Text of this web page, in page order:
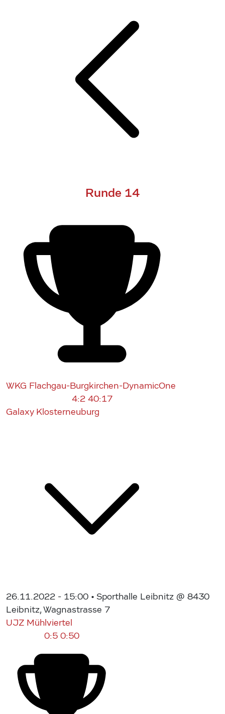
Runde 14
WKG Flachgau-Burgkirchen-DynamicOne
4:2 40:17
Galaxy Klosterneuburg
26.11.2022 - 15:00 • Sporthalle Leibnitz @ 8430
Leibnitz, Wagnastrasse 7
UJZ Mühlviertel
0:5 0:50